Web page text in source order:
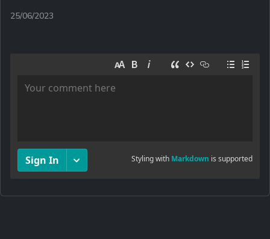
25/06/2023